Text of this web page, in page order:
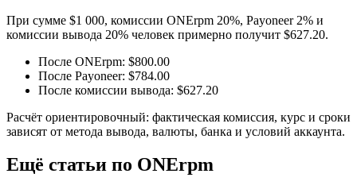
При сумме $1 000, комиссии ONErpm 20%, Payoneer 2% и
комиссии вывода 20% человек примерно получит $627.20.
После ONErpm: $800.00
После Payoneer: $784.00
После комиссии вывода: $627.20
Расчёт ориентировочный: фактическая комиссия, курс и сроки
зависят от метода вывода, валюты, банка и условий аккаунта.
Ещё статьи по ONErpm